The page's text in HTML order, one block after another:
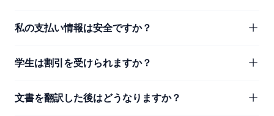
私の支払い情報は安全ですか？
学生は割引を受けられますか？
文書を翻訳した後はどうなりますか？